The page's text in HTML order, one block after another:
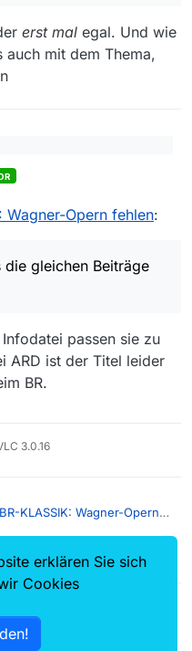
erst mal egal. Und wie
auch mit dem Thema,
sondern die Folge davon,
(BR)sucht, die
unter dem gleichen
Wagner-Opern fehlen:
gleichen Beiträge
passen sie zu
ARD ist der Titel leider
BR.
3.0.16
BR-KLASSIK: Wagner-Opern
falls das die gleichen
Inhalt der Infodatei passen
Sendungen. Bei ARD ist
so aussagekräftig wie beim
erklären Sie sich
Cookies